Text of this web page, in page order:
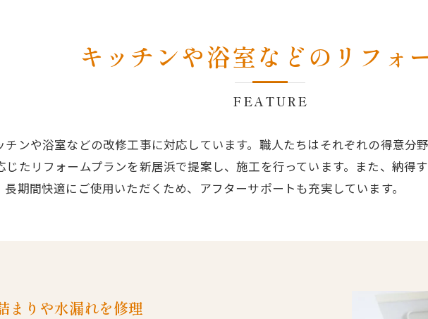
キッチンや浴室などのリフォ
FEATURE
ンや浴室などの改修工事に対応しています。職人たちはそれぞれの得意分
じたリフォームプランを新居浜で提案し、施工を行っています。また、納得
期間快適にご使用いただくため、アフターサポートも充実しています。
まりや水漏れを修理